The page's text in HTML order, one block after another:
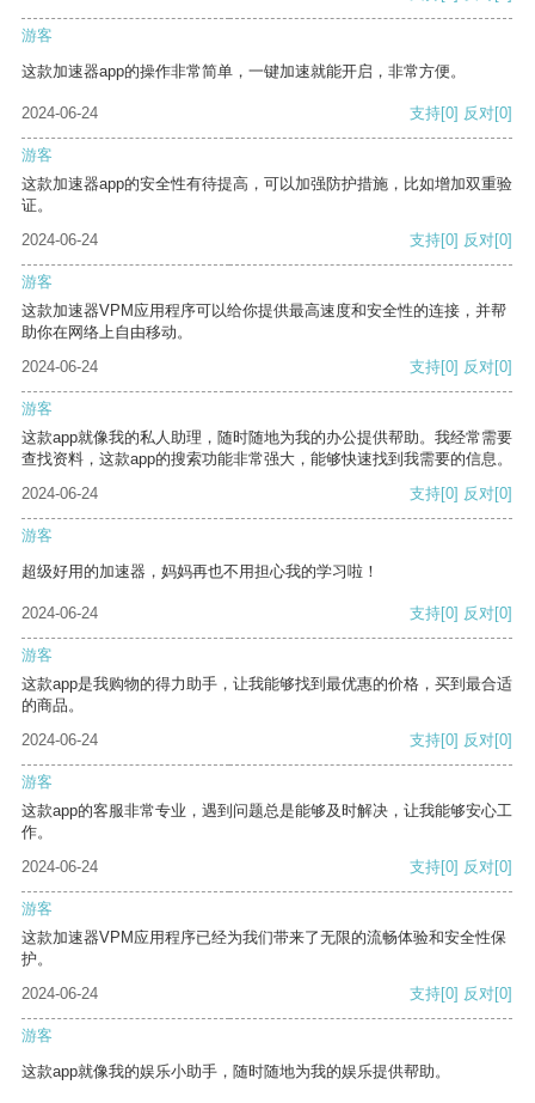
游客
这款加速器app的操作非常简单，一键加速就能开启，非常方便。
2024-06-24 支持[0] 反对[0]
游客
这款加速器app的安全性有待提高，可以加强防护措施，比如增加双重验
证。
2024-06-24
支持[0] 反对[0]
游客
这款加速器VPM应用程序可以给你提供最高速度和安全性的连接，并帮
助你在网络上自由移动。
2024-06-24
支持[0] 反对[0]
游客
这款app就像我的私人助理，随时随地为我的办公提供帮助。我经常需要
查找资料，这款app的搜索功能非常强大，能够快速找到我需要的信息。
2024-06-24
支持[0] 反对[0]
游客
超级好用的加速器，妈妈再也不用担心我的学习啦！
2024-06-24 支持[0] 反对[0]
游客
这款app是我购物的得力助手，让我能够找到最优惠的价格，买到最合适
的商品。
2024-06-24
支持[0] 反对[0]
游客
这款app的客服非常专业，遇到问题总是能够及时解决，让我能够安心工
作。
2024-06-24
支持[0] 反对[0]
游客
这款加速器VPM应用程序已经为我们带来了无限的流畅体验和安全性保
护。
2024-06-24
支持[0] 反对[0]
游客
这款app就像我的娱乐小助手，随时随地为我的娱乐提供帮助。